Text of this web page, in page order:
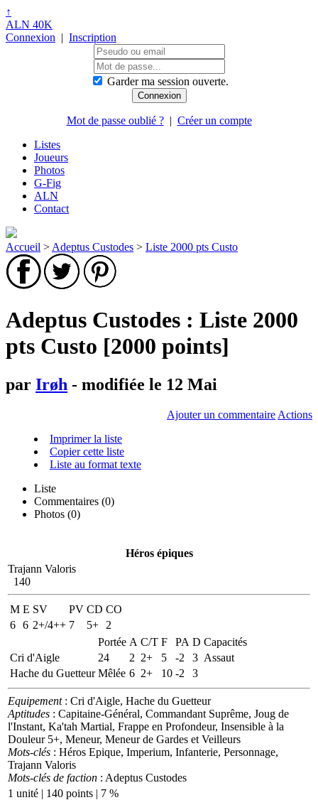
↑
ALN 40K
Connexion | Inscription
Garder ma session ouverte.
Mot de passe oublié ?| Créer un compte
Listes
Joueurs
Photos
G-Fig
ALN
Contact
Accueil > Adeptus Custodes > Liste 2000 pts Custo
Adeptus Custodes : Liste 2000
pts Custo [2000 points]
par Irøh - modifiée le 12 Mai
Ajouter un commentaire Actions
Imprimer la liste
Copier cette liste
Liste au format texte
Liste
Commentaires (0)
Photos (0)
Héros épiques
Trajann Valoris
140
M E SV PV CD CO
6 6 2+/4++ 7 5+
2
Portée A C/T F PA D Capacités
Cri d'Aigle
24 2 2+ 5 -2 3 Assaut
Hache du Guetteur Mêlée 6 2+ 10 -2 3
Equipement: Cri d'Aigle, Hache du Guetteur
Aptitudes : Capitaine-Général, Commandant Suprême, Joug de
l'Instant, Ka'tah Martial, Frappe en Profondeur, Insensible à la
Douleur 5+, Meneur, Meneur de Gardes et Veilleurs
Mots-clés : Héros Epique, Imperium, Infanterie, Personnage,
Trajann Valoris
Mots-clés de faction : Adeptus Custodes
1 unité | 140 points | 7 %